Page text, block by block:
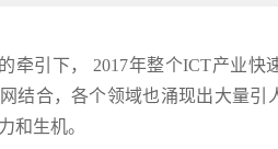
牵引下， 2017年整个ICT产业快
合，各个领域也涌现出大量引
和生机。